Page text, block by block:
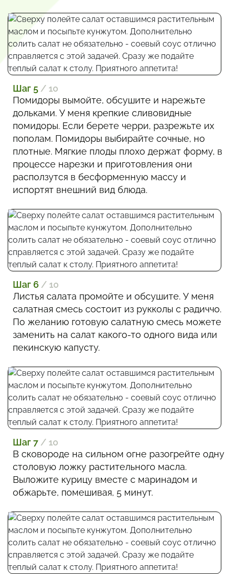
Шаг 5 / 10
Помидоры вымойте, обсушите и нарежьте
дольками. У меня крепкие сливовидные
помидоры. Если берете черри, разрежьте их
пополам. Помидоры выбирайте сочные, но
плотные. Мягкие плоды плохо держат форму, в
процессе нарезки и приготовления они
расползутся в бесформенную массу и
испортят внешний вид блюда.
Шаг 6 / 10
Листья салата промойте и обсушите. У меня
салатная смесь состоит из рукколы с радиччо.
По желанию готовую салатную смесь можете
заменить на салат какого-то одного вида или
пекинскую капусту.
Шаг 7 / 10
В сковороде на сильном огне разогрейте одну
столовую ложку растительного масла.
Выложите курицу вместе с маринадом и
обжарьте, помешивая, 5 минут.